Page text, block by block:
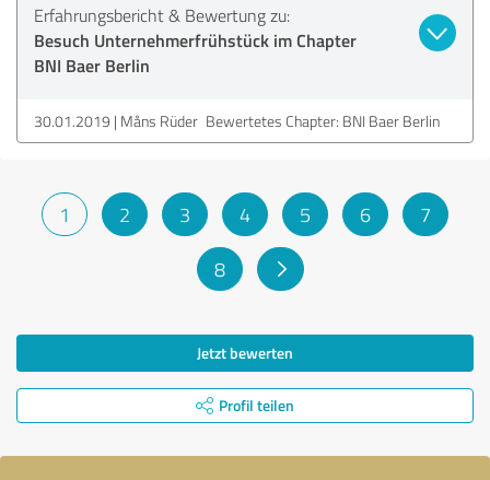
Erfahrungsbericht & Bewertung zu:
Besuch Unternehmerfrühstück im Chapter
BNI Baer Berlin
30.01.2019 Måns Rüder Bewertetes Chapter: BNI Baer Berlin
1 2 3 4 5 6 7
8
Jetzt bewerten
Profil teilen